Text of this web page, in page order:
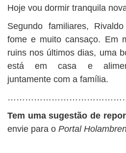
Hoje vou dormir tranquila
Segundo familiares,
fome e muito cansaço. Em
ruins nos últimos dias, uma
está em casa e
juntamente com a família.
Tem uma sugestão de
envie para o Portal